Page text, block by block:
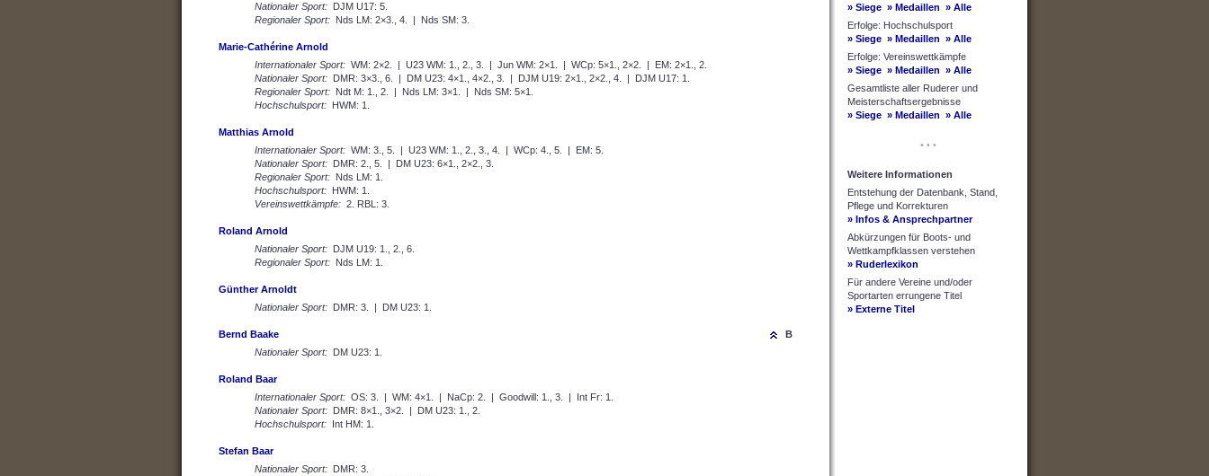
Nationaler Sport: DJM U17: 5.
Regionaler Sport: Nds LM: 2×3., 4. | Nds SM: 3.
Marie-Cathérine Arnold
Internationaler Sport: WM: 2×2. | U23 WM: 1., 2., 3. | Jun WM: 2×1. | WCp: 5×1., 2×2. | EM: 2×1., 2.
Nationaler Sport: DMR: 3×3., 6. | DM U23: 4×1., 4×2., 3. | DJM U19: 2×1., 2×2., 4. | DJM U17: 1.
Regionaler Sport: Ndt M: 1., 2. | Nds LM: 3×1. | Nds SM: 5×1.
Hochschulsport: HWM: 1.
Matthias Arnold
Internationaler Sport: WM: 3., 5. | U23 WM: 1., 2., 3., 4. | WCp: 4., 5. | EM: 5.
Nationaler Sport: DMR: 2., 5. | DM U23: 6×1., 2×2., 3.
Regionaler Sport: Nds LM: 1.
Hochschulsport: HWM: 1.
Vereinswettkämpfe: 2. RBL: 3.
Roland Arnold
Nationaler Sport: DJM U19: 1., 2., 6.
Regionaler Sport: Nds LM: 1.
Günther Arnoldt
Nationaler Sport: DMR: 3. | DM U23: 1.
B
Bernd Baake
Nationaler Sport: DM U23: 1.
Roland Baar
Internationaler Sport: OS: 3. | WM: 4×1. | NaCp: 2. | Goodwill: 1., 3. | Int Fr: 1.
Nationaler Sport: DMR: 8×1., 3×2. | DM U23: 1., 2.
Hochschulsport: Int HM: 1.
Stefan Baar
Nationaler Sport: DMR: 3.
» Siege » Medaillen » Alle
Erfolge: Hochschulsport
» Siege » Medaillen » Alle
Erfolge: Vereinswettkämpfe
» Siege » Medaillen » Alle
Gesamtliste aller Ruderer und
Meisterschaftsergebnisse
» Siege » Medaillen » Alle
• • •
Weitere Informationen
Entstehung der Datenbank, Stand,
Pflege und Korrekturen
» Infos & Ansprechpartner
Abkürzungen für Boots- und
Wettkampfklassen verstehen
» Ruderlexikon
Für andere Vereine und/oder
Sportarten errungene Titel
» Externe Titel